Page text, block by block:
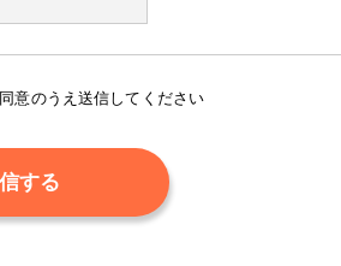
同意のうえ送信してください